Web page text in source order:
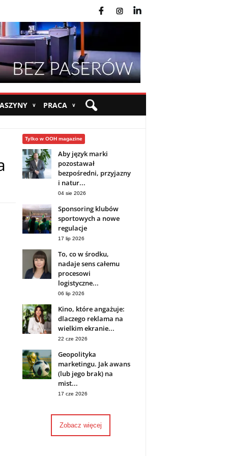
∨ PRACA ∨
Tylko w OOH magazine
Aby język marki
pozostawał
bezpośredni, przyjazny
i natur...
04 sie 2026
Sponsoring klubów
sportowych a nowe
regulacje
17 lip 2026
To, co w środku,
nadaje sens całemu
procesowi
logistyczne...
06 lip 2026
Kino, które angażuje:
dlaczego reklama na
wielkim ekranie...
22 cze 2026
Geopolityka
marketingu. Jak awans
(lub jego brak) na
mist...
17 cze 2026
Zobacz więcej